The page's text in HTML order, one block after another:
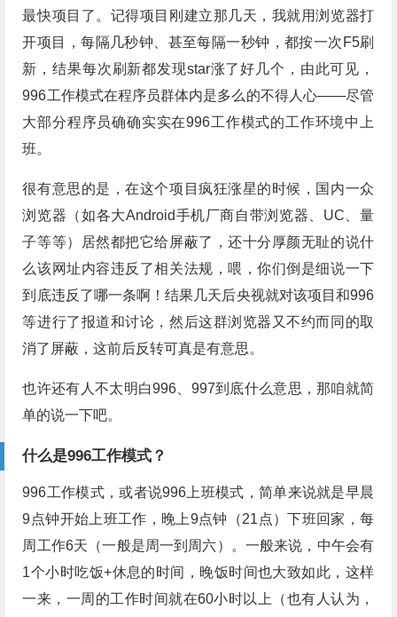
最快项目了。记得项目刚建立那几天，我就用浏览器打
开项目，每隔几秒钟、甚至每隔一秒钟，都按一次F5刷
新，结果每次刷新都发现star涨了好几个，由此可见，
996工作模式在程序员群体内是多么的不得人心——尽管
大部分程序员确确实实在996工作模式的工作环境中上
班。
很有意思的是，在这个项目疯狂涨星的时候，国内一众
浏览器（如各大Android手机厂商自带浏览器、UC、量
子等等）居然都把它给屏蔽了，还十分厚颜无耻的说什
么该网址内容违反了相关法规，喂，你们倒是细说一下
到底违反了哪一条啊！结果几天后央视就对该项目和996
等进行了报道和讨论，然后这群浏览器又不约而同的取
消了屏蔽，这前后反转可真是有意思。
也许还有人不太明白996、997到底什么意思，那咱就简
单的说一下吧。
什么是996工作模式？
996工作模式，或者说996上班模式，简单来说就是早晨
9点钟开始上班工作，晚上9点钟（21点）下班回家，每
周工作6天（一般是周一到周六）。一般来说，中午会有
1个小时吃饭+休息的时间，晚饭时间也大致如此，这样
一来，一周的工作时间就在60小时以上（也有人认为，